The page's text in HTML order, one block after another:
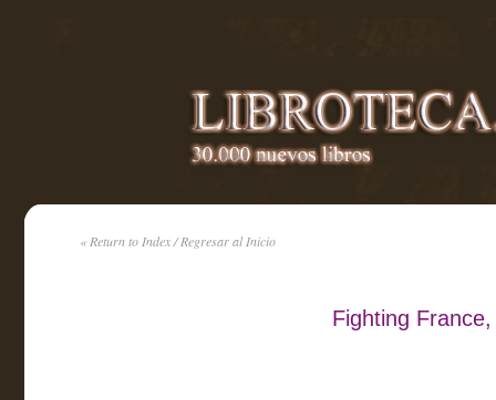
« Return to Index / Regresar al Inicio
Fighting